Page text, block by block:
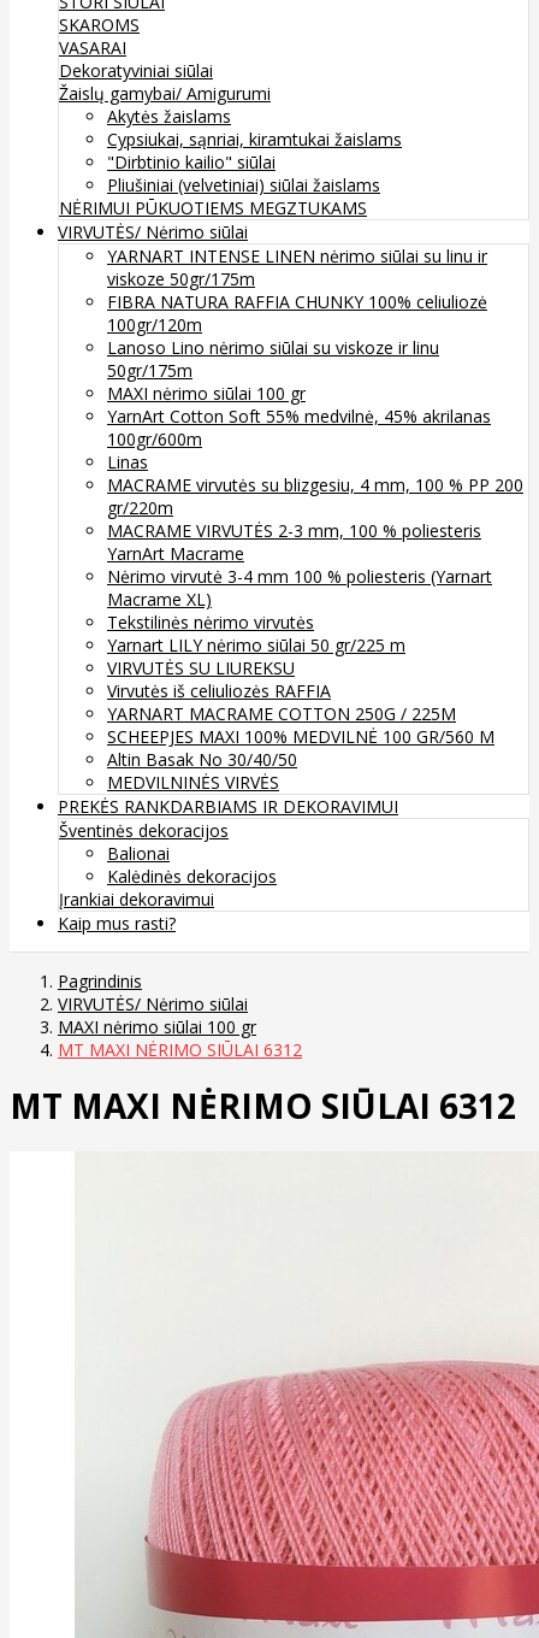
SKAROMS
VASARAI
Dekoratyviniai siūlai
Žaislų gamybai/ Amigurumi
Akytės žaislams
Cypsiukai, sąnriai, kiramtukai žaislams
"Dirbtinio kailio" siūlai
Pliušiniai (velvetiniai) siūlai žaislams
NĖRIMUI PŪKUOTIEMS MEGZTUKAMS
VIRVUTĖS/ Nėrimo siūlai
YARNART INTENSE LINEN nėrimo siūlai su linu ir
viskoze 50gr/175m
FIBRA NATURA RAFFIA CHUNKY 100% celiuliozė
100gr/120m
Lanoso Lino nėrimo siūlai su viskoze ir linu
50gr/175m
MAXI nėrimo siūlai 100 gr
YarnArt Cotton Soft 55% medvilnė, 45% akrilanas
100gr/600m
Linas
MACRAME virvutės su blizgesiu, 4 mm, 100 % PP 200
gr/220m
MACRAME VIRVUTĖS 2-3 mm, 100 % poliesteris
YarnArt Macrame
Nėrimo virvutė 3-4 mm 100 % poliesteris (Yarnart
Macrame XL)
Tekstilinės nėrimo virvutės
Yarnart LILY nėrimo siūlai 50 gr/225 m
VIRVUTĖS SU LIUREKSU
Virvutės iš celiuliozės RAFFIA
YARNART MACRAME COTTON 250G / 225M
SCHEEPJES MAXI 100% MEDVILNĖ 100 GR/560 M
Altin Basak No 30/40/50
MEDVILNINĖS VIRVĖS
PREKĖS RANKDARBIAMS IR DEKORAVIMUI
Šventinės dekoracijos
Balionai
Kalėdinės dekoracijos
Įrankiai dekoravimui
Kaip mus rasti?
Pagrindinis
VIRVUTĖS/ Nėrimo siūlai
MAXI nėrimo siūlai 100 gr
MT MAXI NĖRIMO SIŪLAI 6312
MT MAXI NĖRIMO SIŪLAI 6312